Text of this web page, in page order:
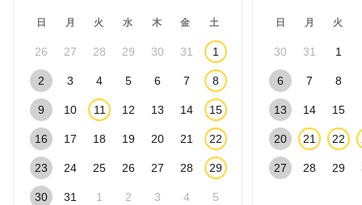
日 月 火 水 木 金 土
26 27 28 29 30 31 1
2 3 4 5 6 7 8
9 10 11 12 13 14 15
16 17 18 19 20 21 22
23 24 25 26 27 28 29
30 31 1 2 3 4 5
日 月 火
30 31 1
6 7 8
13 14 15
20 21 22
27 28 29